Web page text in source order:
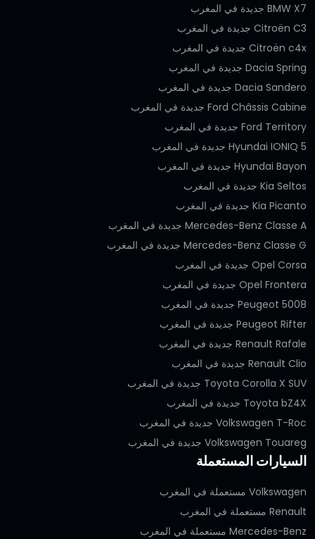
BMW X7 جديدة في المغرب
Citroën C3 جديدة في المغرب
Citroën c4x جديدة في المغرب
Dacia Spring جديدة في المغرب
Dacia Sandero جديدة في المغرب
Ford Châssis Cabine جديدة في المغرب
Ford Territory جديدة في المغرب
Hyundai IONIQ 5 جديدة في المغرب
Hyundai Bayon جديدة في المغرب
Kia Seltos جديدة في المغرب
Kia Picanto جديدة في المغرب
Mercedes-Benz Classe A جديدة في المغرب
Mercedes-Benz Classe G جديدة في المغرب
Opel Corsa جديدة في المغرب
Opel Frontera جديدة في المغرب
Peugeot 5008 جديدة في المغرب
Peugeot Rifter جديدة في المغرب
Renault Rafale جديدة في المغرب
Renault Clio جديدة في المغرب
Toyota Corolla X SUV جديدة في المغرب
Toyota bZ4X جديدة في المغرب
Volkswagen T-Roc جديدة في المغرب
Volkswagen Touareg جديدة في المغرب
السيارات المستعملة
Volkswagen مستعملة في المغرب
Renault مستعملة في المغرب
Mercedes-Benz مستعملة في المغرب